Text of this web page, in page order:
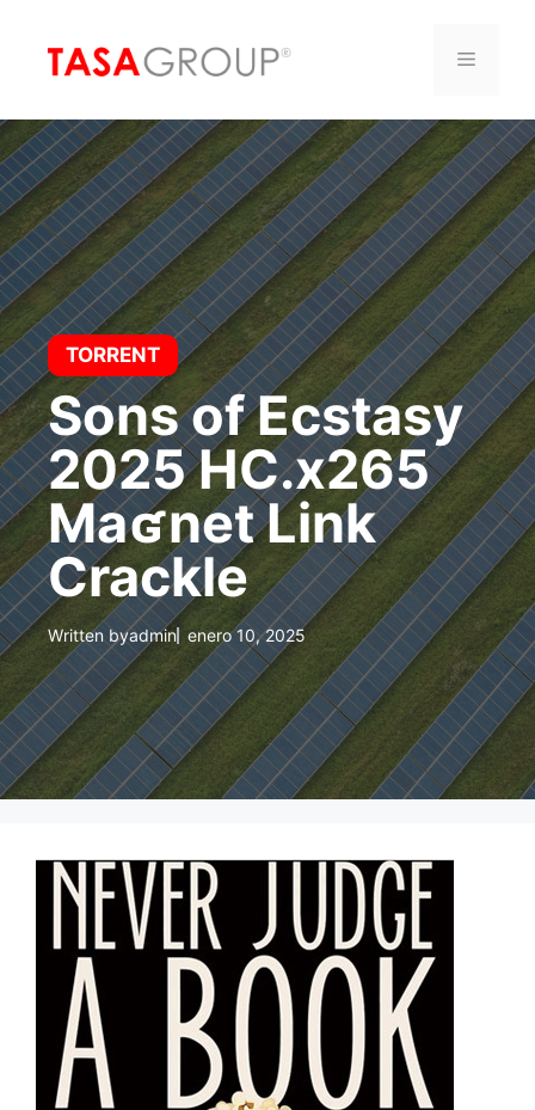
contenido
Menú
TORRENT
Sons of Ecstasy
2025 HC.x265
Maʛnet Link
Crackle
Written byadmin enero 10, 2025